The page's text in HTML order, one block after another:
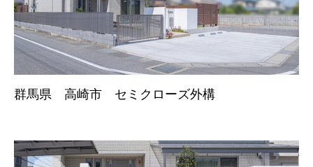
群馬県 高崎市 セミクローズ外構